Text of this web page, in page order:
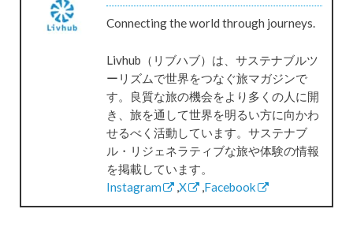
Connecting the world through journeys.
Livhub（リブハブ）は、サステナブルツ
ーリズムで世界をつなぐ旅マガジンで
す。良質な旅の機会をより多くの人に開
き、旅を通して世界を明るい方に向かわ
せるべく活動しています。サステナブ
ル・リジェネラティブな旅や体験の情報
を掲載しています。
Instagram
,X ,Facebook